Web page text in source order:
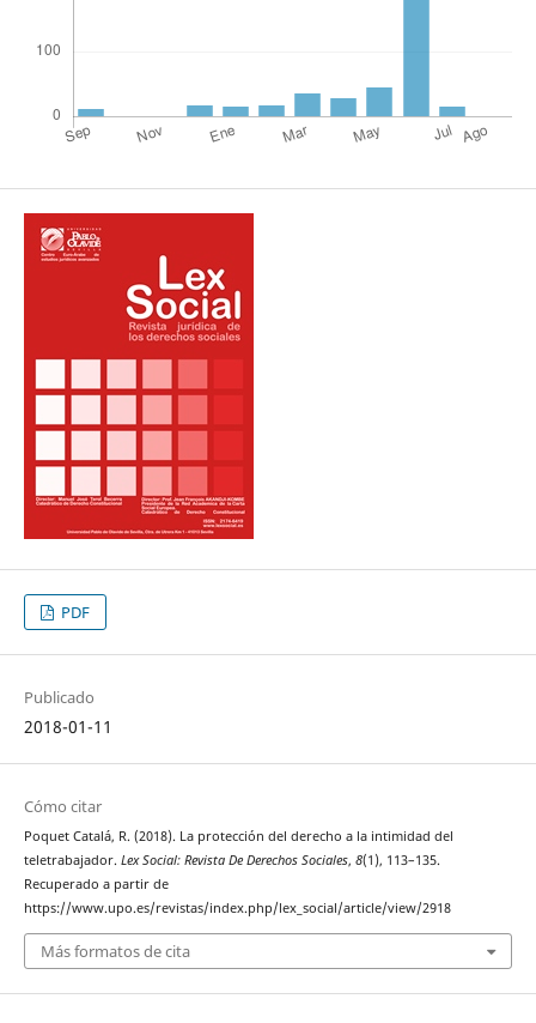
PDF
Publicado
2018-01-11
Cómo citar
Poquet Catalá, R. (2018). La protección del derecho a la intimidad del
teletrabajador. Lex Social: Revista De Derechos Sociales, 8(1), 113–135.
Recuperado a partir de
https://www.upo.es/revistas/index.php/lex_social/article/view/2918
Más formatos de cita